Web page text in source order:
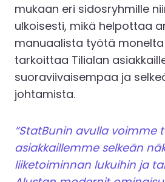
mukaan eri sidosryhmille
ulkoisesti, mikä helpottaa
manuaalista työtä monelta
tarkoittaa Tilialan
suoraviivaisempaa ja
johtamista.
”StatBunin avulla voimme
asiakkaillemme selkeän
liiketoiminnan lukuihin ja